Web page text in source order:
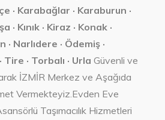
· Karabağlar · Karaburun ·
· Kınık · Kiraz · Konak ·
Narlıdere · Ödemiş ·
· Torbalı · Urla Güvenli ve
İZMİR Merkez ve Aşağıda
Vermekteyiz.Evden Eve
Taşımacılık Hizmetleri